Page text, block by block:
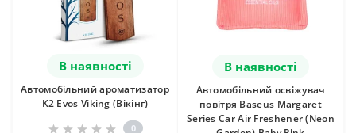
В наявності
Автомобільний ароматизатор
K2 Evos Viking (Вікінг)
0
В наявності
Автомобільний освіжувач
повітря Baseus Margaret
Series Car Air Freshener (Neon